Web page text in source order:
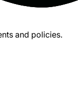
and policies.